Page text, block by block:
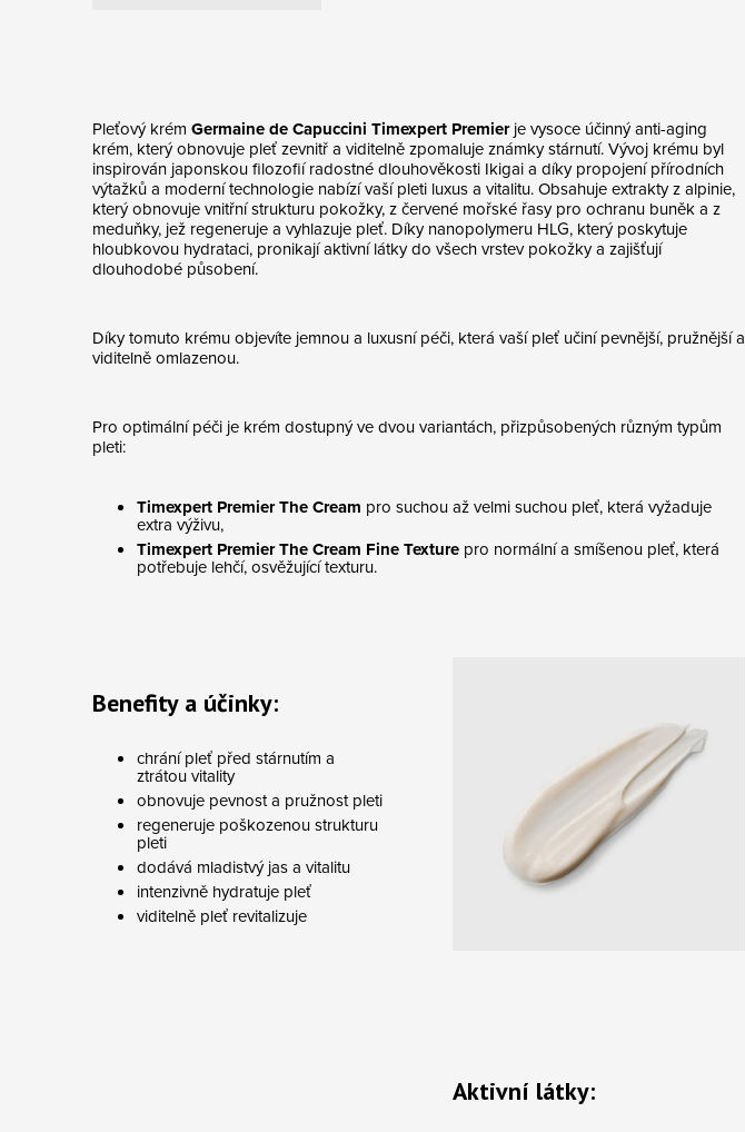
Pleťový krém Germaine de Capuccini Timexpert Premierje vysoce účinný anti-aging
krém, který obnovuje pleť zevnitř a viditelně zpomaluje známky stárnutí. Vývoj krému byl
inspirován japonskou filozofií radostné dlouhověkosti Ikigai a díky propojení přírodních
výtažků a moderní technologie nabízí vaší pleti luxus a vitalitu. Obsahuje extrakty z alpinie,
který obnovuje vnitřní strukturu pokožky, z červené mořské řasy pro ochranu buněk a z
meduňky, jež regeneruje a vyhlazuje pleť. Díky nanopolymeru HLG, který poskytuje
hloubkovou hydrataci, pronikají aktivní látky do všech vrstev pokožky a zajišťují
dlouhodobé působení.
Díky tomuto krému objevíte jemnou a luxusní péči, která vaší pleť učiní pevnější, pružnější a
viditelně omlazenou.
Pro optimální péči je krém dostupný ve dvou variantách, přizpůsobených různým typům
pleti:
Timexpert Premier The Cream pro suchou až velmi suchou pleť, která vyžaduje
extra výživu,
Timexpert Premier The Cream Fine Texture pro normální a smíšenou pleť, která
potřebuje lehčí, osvěžující texturu.
Benefity a účinky:
chrání pleť před stárnutím a
ztrátou vitality
obnovuje pevnost a pružnost pleti
regeneruje poškozenou strukturu
pleti
dodává mladistvý jas a vitalitu
intenzivně hydratuje pleť
viditelně pleť revitalizuje
Aktivní látky: